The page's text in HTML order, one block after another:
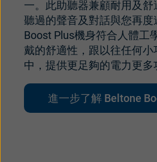
一。此助聽器兼顧耐用及
聽過的聲音及對話與您再度
Boost Plus機身符合人體工
戴的舒適性，跟以往任何小
中，提供更足夠的電力更多
進一步了解 Beltone